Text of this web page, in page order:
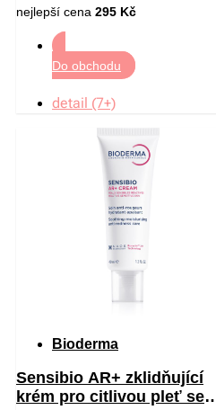
nejlepší cena 295 Kč
Do obchodu
detail (7+)
Bioderma
Sensibio AR+ zklidňující
krém pro citlivou pleť se